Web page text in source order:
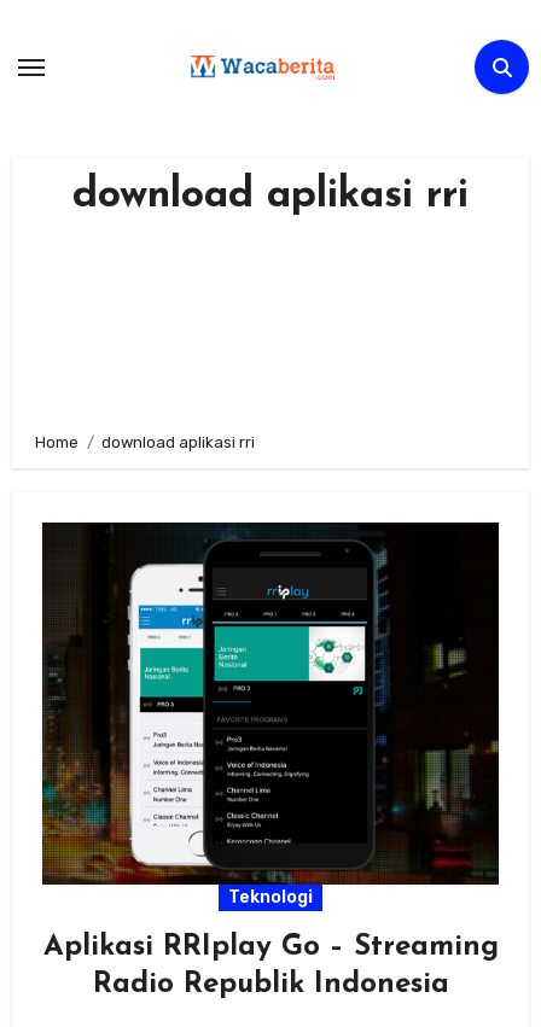
content
download aplikasi rri
Home download aplikasi rri
Teknologi
Aplikasi RRIplay Go – Streaming
Radio Republik Indonesia